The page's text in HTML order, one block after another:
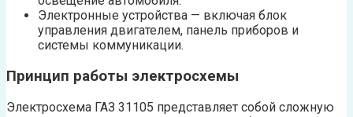
Электронные устройства — включая блок
управления двигателем, панель приборов и
системы коммуникации.
Принцип работы электросхемы
Электросхема ГАЗ 31105 представляет собой сложную